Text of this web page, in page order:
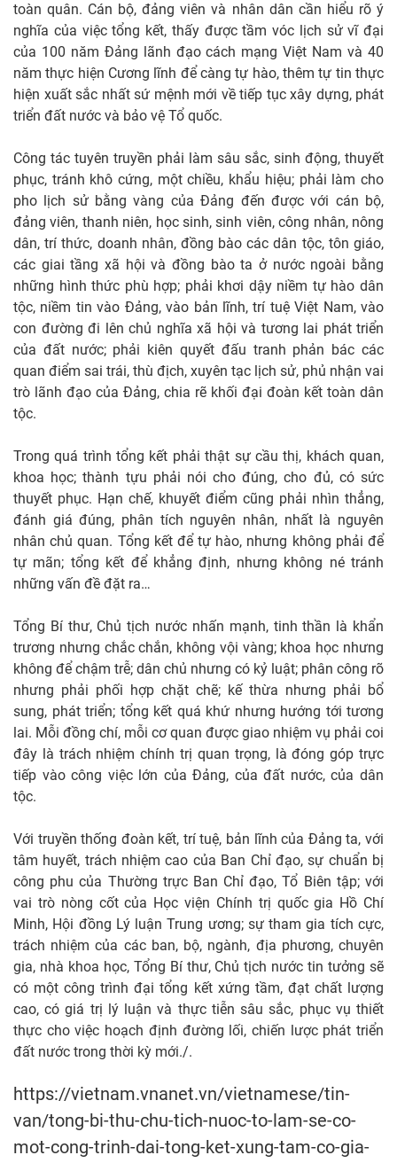
toàn quân. Cán bộ, đảng viên và nhân dân cần hiểu rõ ý
nghĩa của việc tổng kết, thấy được tầm vóc lịch sử vĩ đại
của 100 năm Đảng lãnh đạo cách mạng Việt Nam và 40
năm thực hiện Cương lĩnh để càng tự hào, thêm tự tin thực
hiện xuất sắc nhất sứ mệnh mới về tiếp tục xây dựng, phát
triển đất nước và bảo vệ Tổ quốc.
Công tác tuyên truyền phải làm sâu sắc, sinh động, thuyết
phục, tránh khô cứng, một chiều, khẩu hiệu; phải làm cho
pho lịch sử bằng vàng của Đảng đến được với cán bộ,
đảng viên, thanh niên, học sinh, sinh viên, công nhân, nông
dân, trí thức, doanh nhân, đồng bào các dân tộc, tôn giáo,
các giai tầng xã hội và đồng bào ta ở nước ngoài bằng
những hình thức phù hợp; phải khơi dậy niềm tự hào dân
tộc, niềm tin vào Đảng, vào bản lĩnh, trí tuệ Việt Nam, vào
con đường đi lên chủ nghĩa xã hội và tương lai phát triển
của đất nước; phải kiên quyết đấu tranh phản bác các
quan điểm sai trái, thù địch, xuyên tạc lịch sử, phủ nhận vai
trò lãnh đạo của Đảng, chia rẽ khối đại đoàn kết toàn dân
tộc.
Trong quá trình tổng kết phải thật sự cầu thị, khách quan,
khoa học; thành tựu phải nói cho đúng, cho đủ, có sức
thuyết phục. Hạn chế, khuyết điểm cũng phải nhìn thẳng,
đánh giá đúng, phân tích nguyên nhân, nhất là nguyên
nhân chủ quan. Tổng kết để tự hào, nhưng không phải để
tự mãn; tổng kết để khẳng định, nhưng không né tránh
những vấn đề đặt ra…
Tổng Bí thư, Chủ tịch nước nhấn mạnh, tinh thần là khẩn
trương nhưng chắc chắn, không vội vàng; khoa học nhưng
không để chậm trễ; dân chủ nhưng có kỷ luật; phân công rõ
nhưng phải phối hợp chặt chẽ; kế thừa nhưng phải bổ
sung, phát triển; tổng kết quá khứ nhưng hướng tới tương
lai. Mỗi đồng chí, mỗi cơ quan được giao nhiệm vụ phải coi
đây là trách nhiệm chính trị quan trọng, là đóng góp trực
tiếp vào công việc lớn của Đảng, của đất nước, của dân
tộc.
Với truyền thống đoàn kết, trí tuệ, bản lĩnh của Đảng ta, với
tâm huyết, trách nhiệm cao của Ban Chỉ đạo, sự chuẩn bị
công phu của Thường trực Ban Chỉ đạo, Tổ Biên tập; với
vai trò nòng cốt của Học viện Chính trị quốc gia Hồ Chí
Minh, Hội đồng Lý luận Trung ương; sự tham gia tích cực,
trách nhiệm của các ban, bộ, ngành, địa phương, chuyên
gia, nhà khoa học, Tổng Bí thư, Chủ tịch nước tin tưởng sẽ
có một công trình đại tổng kết xứng tầm, đạt chất lượng
cao, có giá trị lý luận và thực tiễn sâu sắc, phục vụ thiết
thực cho việc hoạch định đường lối, chiến lược phát triển
đất nước trong thời kỳ mới./.
https://vietnam.vnanet.vn/vietnamese/tin-
van/tong-bi-thu-chu-tich-nuoc-to-lam-se-co-
mot-cong-trinh-dai-tong-ket-xung-tam-co-gia-